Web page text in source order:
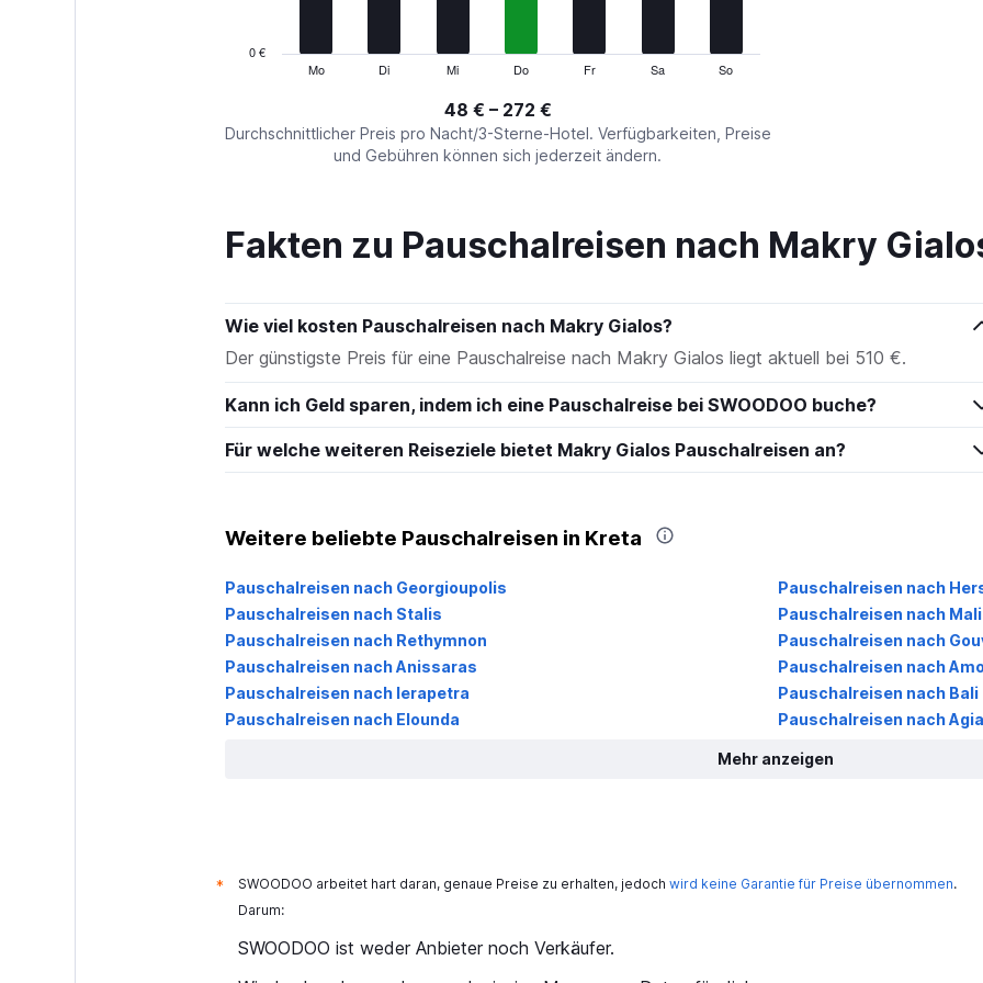
values.
Mo Di Mi Do Fr Sa So
0 €
48 € – 272 €
Durchschnittlicher Preis pro Nacht/3-Sterne-Hotel. Verfügbarkeiten, Preise
und Gebühren können sich jederzeit ändern.
Fakten zu Pauschalreisen nach Makry
Wie viel kosten Pauschalreisen nach Makry Gialos?
Der günstigste Preis für eine Pauschalreise nach Makry Gialos liegt aktuell bei 510 €.
Kann ich Geld sparen, indem ich eine Pauschalreise bei SWOODOO buche?
Für welche weiteren Reiseziele bietet Makry Gialos Pauschalreisen an?
Weitere beliebte Pauschalreisen in Kreta
Pauschalreisen nach Georgioupolis
Pauschalreisen nach
Pauschalreisen nach Stalis
Pauschalreisen nach
Pauschalreisen nach Rethymnon
Pauschalreisen nach
Pauschalreisen nach Anissaras
Pauschalreisen nach
Pauschalreisen nach Ierapetra
Pauschalreisen nach Bali
Pauschalreisen nach Elounda
Pauschalreisen nach
Mehr anzeigen
* SWOODOO arbeitet hart daran, genaue Preise zu erhalten, jedoch wird keine Garantie für Preise übernommen.
Darum:
SWOODOO ist weder Anbieter noch Verkäufer.